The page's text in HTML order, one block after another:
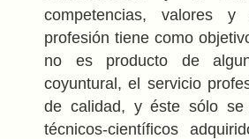
competencias, valores y
profesión tiene como
no es producto de
coyuntural, el servicio
de calidad, y éste sólo se
técnicos-científicos